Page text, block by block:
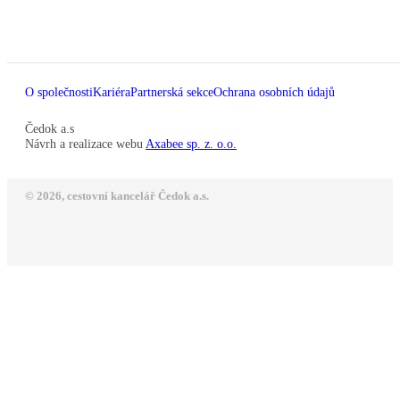
O společnostiKariéraPartnerská sekceOchrana osobních údajů
Čedok a.s
Návrh a realizace webu Axabee sp. z. o.o.
© 2026, cestovní kancelář Čedok a.s.